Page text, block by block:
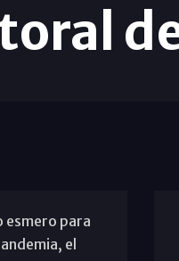
esmero para
el